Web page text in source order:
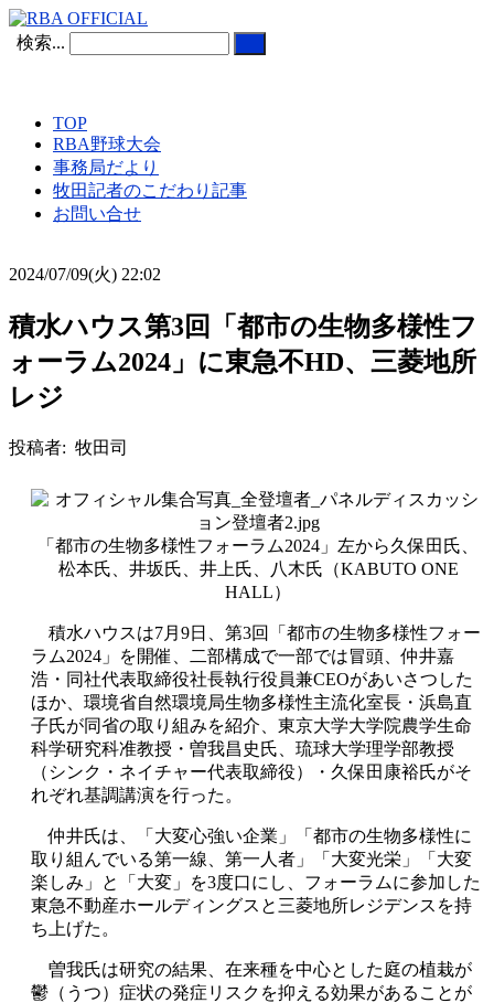
検索...
TOP
RBA野球大会
事務局だより
牧田記者のこだわり記事
お問い合せ
2024/07/09(火) 22:02
積水ハウス第3回「都市の生物多様性フ
ォーラム2024」に東急不HD、三菱地所
レジ
投稿者: 牧田司
「都市の生物多様性フォーラム2024」左から久保田氏、
松本氏、井坂氏、井上氏、八木氏（KABUTO ONE
HALL）
積水ハウスは7月9日、第3回「都市の生物多様性フォー
ラム2024」を開催、二部構成で一部では冒頭、仲井嘉
浩・同社代表取締役社長執行役員兼CEOがあいさつした
ほか、環境省自然環境局生物多様性主流化室長・浜島直
子氏が同省の取り組みを紹介、東京大学大学院農学生命
科学研究科准教授・曽我昌史氏、琉球大学理学部教授
（シンク・ネイチャー代表取締役）・久保田康裕氏がそ
れぞれ基調講演を行った。
仲井氏は、「大変心強い企業」「都市の生物多様性に
取り組んでいる第一線、第一人者」「大変光栄」「大変
楽しみ」と「大変」を3度口にし、フォーラムに参加した
東急不動産ホールディングスと三菱地所レジデンスを持
ち上げた。
曽我氏は研究の結果、在来種を中心とした庭の植栽が
鬱（うつ）症状の発症リスクを抑える効果があることが